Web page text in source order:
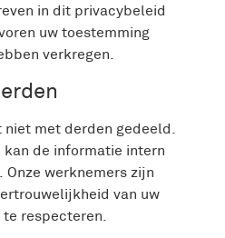
in dit privacybeleid
uw toestemming
verkregen.
niet met derden gedeeld.
kan de informatie intern
Onze werknemers zijn
van uw
te respecteren.